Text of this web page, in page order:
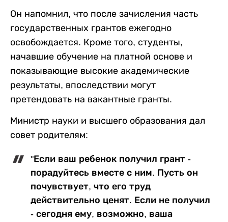
Он напомнил, что после зачисления часть
государственных грантов ежегодно
освобождается. Кроме того, студенты,
начавшие обучение на платной основе и
показывающие высокие академические
результаты, впоследствии могут
претендовать на вакантные гранты.
Министр науки и высшего образования дал
совет родителям:
"Если ваш ребенок получил грант -
порадуйтесь вместе с ним. Пусть он
почувствует, что его труд
действительно ценят. Если не получил
- сегодня ему, возможно, ваша